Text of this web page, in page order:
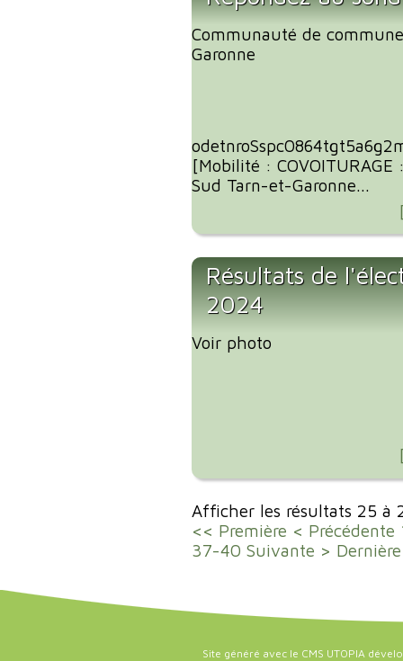
Communauté de
Garonne
[Mobilité : COVOITURAGE
Sud Tarn-et-Garonne...
Résultats de
2024
Voir photo
Afficher les résultats 25 à
<< Première < Précédente
37-40 Suivante >
Site généré avec le CMS UTOPIA